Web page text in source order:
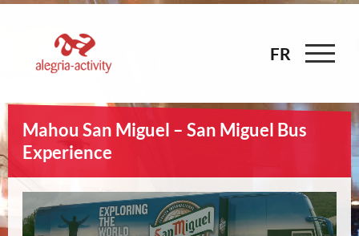
Skip
FR
FR
Mahou San Miguel – San Miguel Bus
Experience